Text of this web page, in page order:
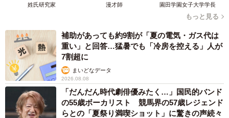
姓氏研究家 漫才師 園田学園女子大学学長
もっと見る
補助があっても約9割が「夏の電気・ガス代は
重い」と回答…猛暑でも「冷房を控える」人が
7割超に
まいどなデータ
2026.08.08
「だんだん時代劇俳優みたく…」国民的バンド
の55歳ボーカリスト 競馬界の57歳レジェンド
らとの「夏祭り満喫ショット」に驚きの声続々